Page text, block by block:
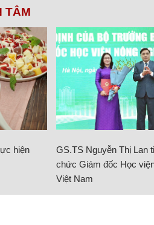
TÂM
hiện
GS.TS Nguyễn Thị Lan
chức Giám đốc Học
Việt Nam